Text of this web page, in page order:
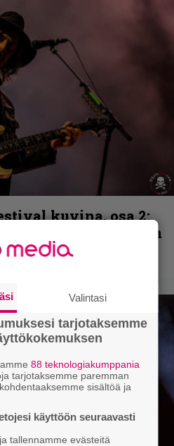
kuvina, osa 2:
Eluveitie, Triptykon
esiintyjiä
Valintasi
tarjotaksemme
88 teknologiakumppania
tarjotaksemme paremman
sisältöä ja
käyttöön seuraavasti
tallennamme evästeitä